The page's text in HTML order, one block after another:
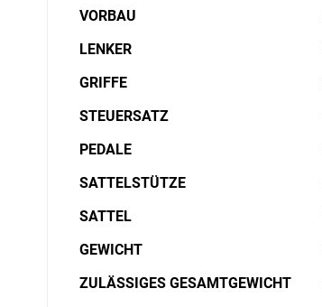
VORBAU
LENKER
GRIFFE
STEUERSATZ
PEDALE
SATTELSTÜTZE
SATTEL
GEWICHT
ZULÄSSIGES GESAMTGEWICHT